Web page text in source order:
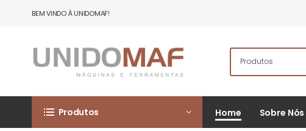
BEM VINDO À UNIDOMAF!
Produtos Home Sobre Nós